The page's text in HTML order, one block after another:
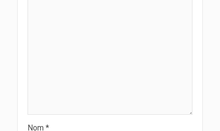
Nom *